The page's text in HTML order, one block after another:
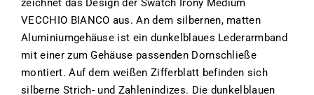
zeichnet das Design der Swatch Irony Medium
VECCHIO BIANCO aus. An dem silbernen, matten
Aluminiumgehäuse ist ein dunkelblaues Lederarmband
mit einer zum Gehäuse passenden Dornschließe
montiert. Auf dem weißen Zifferblatt befinden sich
silberne Strich- und Zahlenindizes. Die dunkelblauen